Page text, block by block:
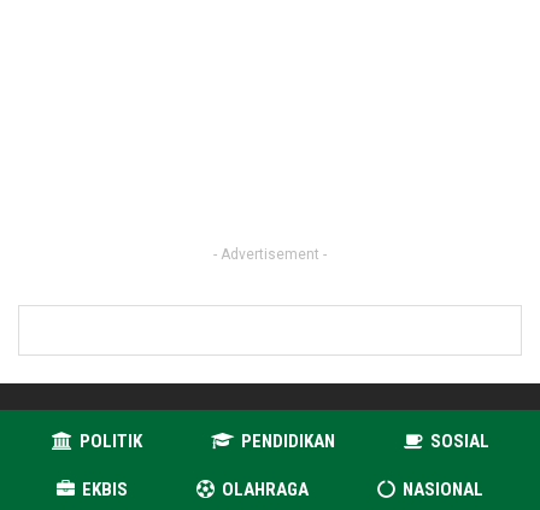
- Advertisement -
POLITIK PENDIDIKAN SOSIAL
EKBIS OLAHRAGA NASIONAL